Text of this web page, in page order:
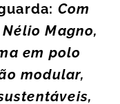
: Com
Magno,
em polo
modular,